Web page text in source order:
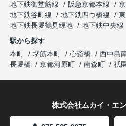
地下鉄御堂筋線
阪急京都本線
地下鉄谷町線
地下鉄四つ橋線
地下鉄長堀鶴見緑地
地下鉄中央線
駅から探す
本町
堺筋本町 心斎橋 西中島
長堀橋
京都河原町 南森町 祇
株式会社ムカイ・エ